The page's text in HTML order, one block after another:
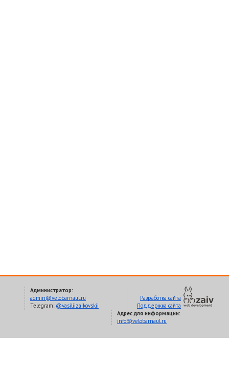
Разработка сайта
Поддержка сайта
Администратор:
admin@velobarnaul.ru
Telegram: @vasiliizaikovskii
Адрес для информации:
info@velobarnaul.ru